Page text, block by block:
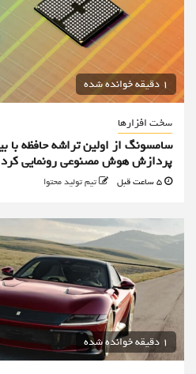
1 دقیقه خوانده شده
سخت افزارها
پردازش هوش مصنوعی رونمایی کرد
تیم تولید محتوا
1 دقیقه خوانده شده